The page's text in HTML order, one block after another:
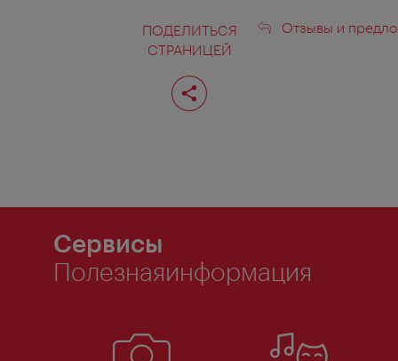
ПОДЕЛИТЬСЯ
СТРАНИЦЕЙ
Поделиться
страницей
Отзывы
Отзывы и
Сервисы
Полезнаяинформация